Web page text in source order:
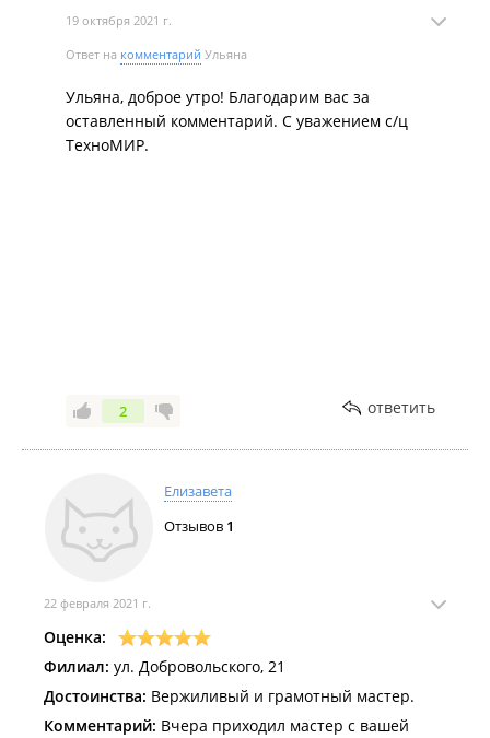
19 октября 2021 г.
Ответ на комментарий Ульяна
Ульяна, доброе утро! Благодарим вас за
оставленный комментарий. С уважением с/ц
ТехноМИР.
2 ответить
Елизавета
Отзывов 1
22 февраля 2021 г.
Оценка:
Филиал: ул. Добровольского, 21
Достоинства: Вержиливый и грамотный мастер.
Комментарий: Вчера приходил мастер с вашей